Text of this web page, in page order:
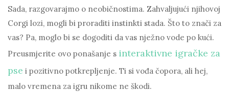
Sada, razgovarajmo o neobičnostima. Zahvaljujući njihovoj
Corgi lozi, mogli bi proraditi instinkti stada. Što to znači za
vas? Pa, moglo bi se dogoditi da vas nježno vode po kući.
Preusmjerite ovo ponašanje s interaktivne igračke za
pse i pozitivno potkrepljenje. Ti si vođa čopora, ali hej,
malo vremena za igru ​​nikome ne škodi.